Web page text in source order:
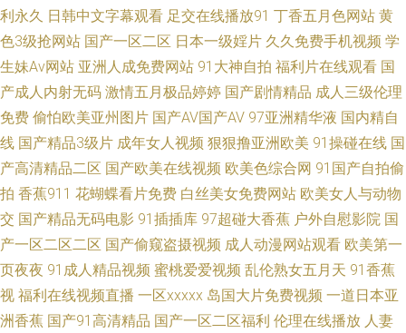
熟女网站 午夜福利爽日网 久久A精aVE 午夜色婷婷精品久久 91日韩无打码
豆花祝频 久久精品超碰 四虎sp 91精选视频一区二区 操B视频日韩 久操免费
观看 深夜免费网站 91大神双飞美女 97资源在线人人 国产丝袜自拍 91丝袜
论坛 精品国产精 日本成人在线免费不卡 成人女优在线 色蜜桃av免费羞羞 91
大神在线 A欧美噢噢 国产三级在线 日朝大片 亚洲视频123 91豆花性福生活
九九热黄 欧美日韩性爱一区 五月涩涩婷婷 91干逼网 91熟女十分钟中文视频
久久级强奸 人妻va251 91av免费观看视频入口 91伊人网 国精久久 欧美h版
利永久 日韩中文字幕观看 足交在线播放91 丁香五月色网站 黄
色3级抢网站 国产一区二区 日本一级婬片 久久免费手机视频 学
生妹Av网站 亚洲人成免费网站 91大神自拍 福利片在线观看 国
产成人内射无码 激情五月极品婷婷 国产剧情精品 成人三级伦理
免费 偷怕欧美亚州图片 国产AV国产AV 97亚洲精华液 国内精自
线 国产精品3级片 成年女人视频 狠狠撸亚洲欧美 91操碰在线 国
产高清精品二区 国产欧美在线视频 欧美色综合网 91国产自拍偷
拍 香蕉911 花蝴蝶看片免费 白丝美女免费网站 欧美女人与动物
交 国产精品无码电影 91插插库 97超碰大香蕉 户外自慰影院 国
产一区二区二区 国产偷窥盗摄视频 成人动漫网站观看 欧美第一
页夜夜 91成人精品视频 蜜桃爱爱视频 乱伦熟女五月天 91香蕉
视 福利在线视频直播 一区xxxxx 岛国大片免费视频 一道日本亚
洲香蕉 国产91高清精品 国产一区二区福利 伦理在线播放 人妻